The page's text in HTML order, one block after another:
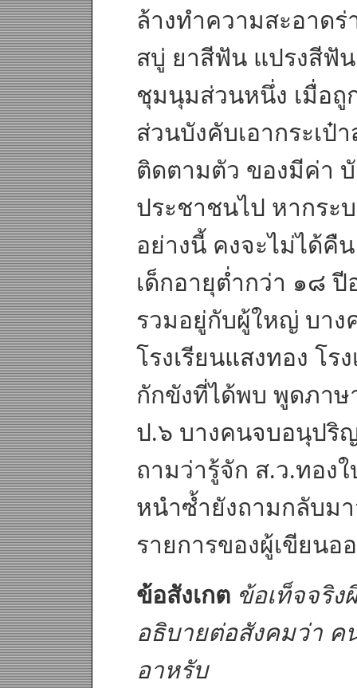
ล้างทำความสะอาดร่
สบู่ ยาสีฟัน แปรงสีฟั
ชุมนุมส่วนหนึ่ง เมื่อถู
ส่วนบังคับเอากระเป๋
ติดตามตัว ของมีค่า
ประชาชนไป หากระ
อย่างนี้ คงจะไม่ได้คื
เด็กอายุต่ำกว่า ๑๘ ปี
รวมอยู่กับผู้ใหญ่ บาง
โรงเรียนแสงทอง โร
กักขังที่ได้พบ พูดภา
ป.๖ บางคนจบอนุปริ
ถามว่ารู้จัก ส.ว.ทอง
หนำซ้ำยังถามกลับม
รายการของผู้เขียนอ
ข้อสังเกต ข้อเท็จจริ
อธิบายต่อสังคมว่า
อาหรับ